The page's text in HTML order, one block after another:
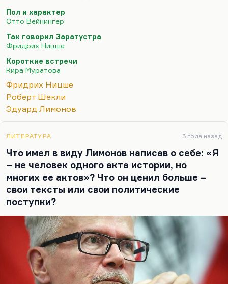
этого? Ведь это книга с неочевидными
последствиями.
Если мальчику в 13 лет подкинуть «Пол и
характер» Отто Вейнингера. При этом, если
мальчик является мизантропов, после нее он
может стать еще и женофобом. Книжка очень
провокативная, очень умная и очень опасная. Не
зря автор застрелился в 23 года. Может ли это
наверняка вызовет. Но опять-таки, но…
Пол и характер
Отто Вейнингер
Так говорил Заратустра
Фридрих Ницше
Короткие встречи
Кира Муратова
Фридрих Ницше
Роберт Шекли
Эдуард Лимонов
ЛИТЕРАТУРА 3 года назад
Что имел в виду Лимонов написав о себе: «Я
– не человек одного акта истории, но
многих ее актов»? Что он ценил больше –
свои тексты или свои политические
поступки?